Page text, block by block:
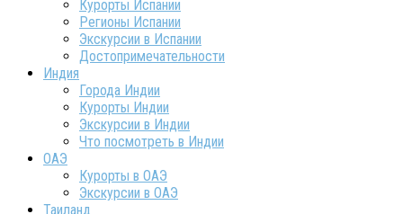
Курорты Испании
Регионы Испании
Экскурсии в Испании
Достопримечательности
Индия
Города Индии
Курорты Индии
Экскурсии в Индии
Что посмотреть в Индии
ОАЭ
Курорты в ОАЭ
Экскурсии в ОАЭ
Таиланд